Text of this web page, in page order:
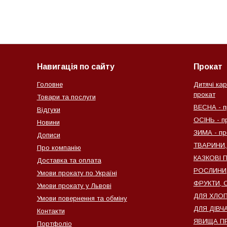
Навигація по сайту
Головне
Товари та послуги
Відгуки
Новини
Дописи
Про компанію
Доставка та оплата
Умови прокату по Україні
Умови прокату у Львові
Умови повернення та обміну
Контакти
Портфоліо
Прокат
Дитячі
прокат
ВЕСНА -
ОСІНЬ -
ЗИМА -
КАЗКОВІ
РОСЛИНИ,
ФРУКТИ,
ДЛЯ
ДЛЯ
ЯВИЩА